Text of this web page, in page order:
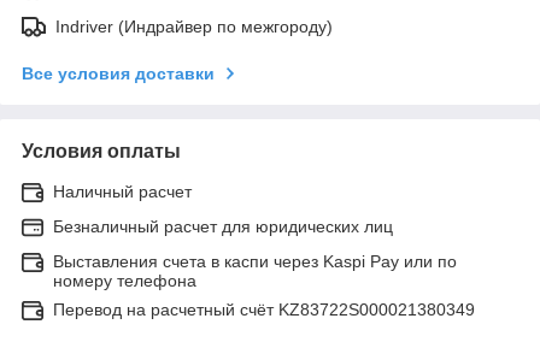
Indriver (Индрайвер по межгороду)
Все условия доставки
Условия оплаты
Наличный расчет
Безналичный расчет для юридических лиц
Выставления счета в каспи через Kaspi Pay или по
номеру телефона
Перевод на расчетный счёт KZ83722S000021380349